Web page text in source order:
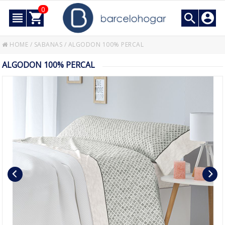
0
HOME / SABANAS / ALGODON 100% PERCAL
ALGODON 100% PERCAL